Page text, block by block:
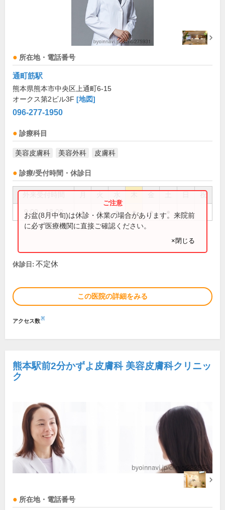
所在地・電話番号
通町筋駅
熊本県熊本市中央区上通町6-15
オークス第2ビル3F [地図]
096-277-1950
診療科目
美容皮膚科 美容外科 皮膚科
診療/受付時間・休診日
祝
9:00～18:00 ● ● ● ● ● ●
お盆(8月中旬)は休診・休業の場合があります。来院前
に必ず医療機関に直接ご確認ください。
×閉じる
休診日: 不定休
この医院の詳細をみる
アクセス数※
熊本駅前2分かずよ皮膚科 美容皮膚科クリニッ
ク
所在地・電話番号